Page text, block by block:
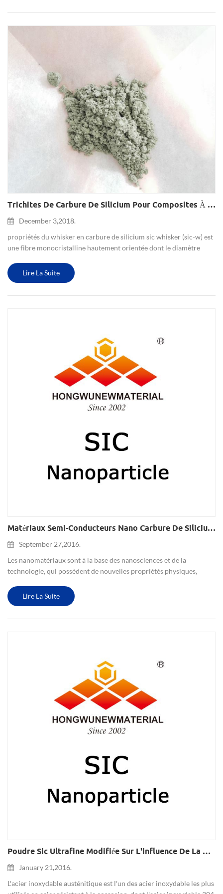
Trichites De Carbure De Silicium Pour Composites À Matrice Céramique
December 3,2018.
propriétés du whisker en carbure de silicium sic whisker (sic-w) est
une fibre monocristalline hautement orientée dont le diamètre
similaire à celle du diamant. il y a peu d'impuretés ...
Lire La Suite
Matériaux Semi-Conducteurs Nano Carbure De Silicium Sic
September 27,2016.
Les nanomatériaux sont à la base des nanosciences et de la
technologie, qui possèdent de nouvelles propriétés physiques,
en plus important dans de nombreux domaines de stockage de ...
Lire La Suite
Poudre Sic Ultrafine Modifiée Sur L'influence De La Résistance À La Corrosion De L'acier Inoxydable 304
January 21,2016.
L'acier inoxydable austénitique est l'un des acier inoxydable les plus